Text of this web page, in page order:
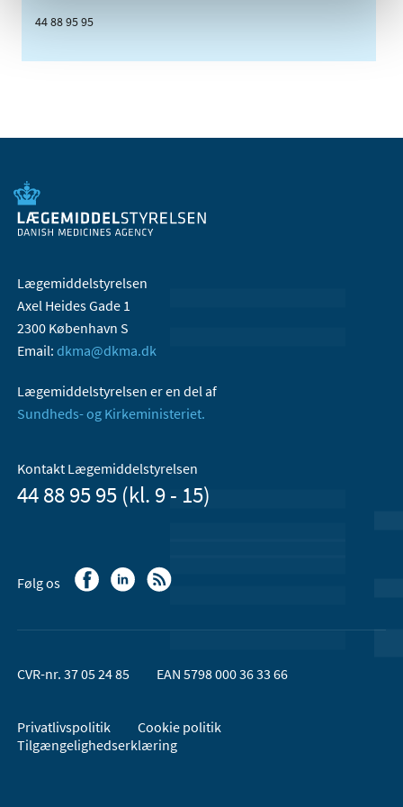
44 88 95 95
Lægemiddelstyrelsen
Axel Heides Gade 1
2300 København S
Email: dkma@dkma.dk
Lægemiddelstyrelsen er en del af
Sundheds- og Kirkeministeriet.
Kontakt Lægemiddelstyrelsen
44 88 95 95 (kl. 9 - 15)
Følg os
CVR-nr. 37 05 24 85 EAN 5798 000 36 33 66
Privatlivspolitik
Cookie politik
Tilgængelighedserklæring